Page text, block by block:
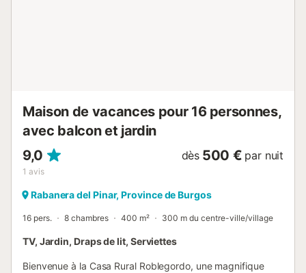
Maison de vacances pour 16 personnes,
avec balcon et jardin
9,0
1 avis
dès 500 € par nuit
Rabanera del Pinar, Province de Burgos
16 pers. 8 chambres 400 m² 300 m du centre-ville/village
TV, Jardin, Draps de lit, Serviettes
Bienvenue à la Casa Rural Roblegordo, une magnifique